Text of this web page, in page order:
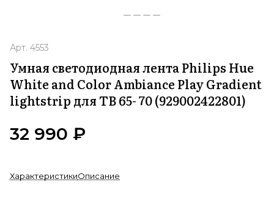
Арт. 4553
Умная светодиодная лента Philips Hue
White and Color Ambiance Play Gradient
lightstrip для ТВ 65- 70 (929002422801)
32 990 ₽
ХарактеристикиОписание